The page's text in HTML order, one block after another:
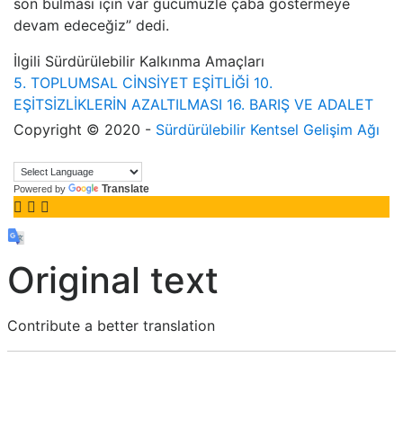
devam edeceğiz” dedi.
İlgili Sürdürülebilir Kalkınma Amaçları
5. TOPLUMSAL CİNSİYET EŞİTLİĞİ 10.
EŞİTSİZLİKLERİN AZALTILMASI 16. BARIŞ VE ADALET
Copyright © 2020 - Sürdürülebilir Kentsel Gelişim Ağı
Powered by Translate
Original text
Contribute a better translation